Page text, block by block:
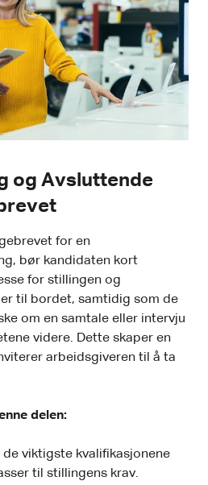
og Avsluttende
for en
bør kandidaten kort
for stillingen og
til bordet, samtidig som de
om en samtale eller intervju
videre. Dette skaper en
arbeidsgiveren til å ta
delen:
viktigste kvalifikasjonene
til stillingens krav.